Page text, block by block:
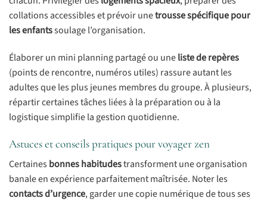
collations accessibles et prévoir unetrousse spécifique pour
les enfantssoulage l’organisation.
Élaborer un mini planning partagé ou uneliste de repères
(points de rencontre, numéros utiles) rassure autant les
adultes que les plus jeunes membres du groupe. À plusieurs,
répartir certaines tâches liées à la préparation ou à la
logistique simplifie la gestion quotidienne.
Astuces et conseils pratiques pour voyager zen
Certainesbonnes habitudestransforment une organisation
banale en expérience parfaitement maîtrisée. Noter les
contacts d’urgence, garder une copie numérique de tous ses